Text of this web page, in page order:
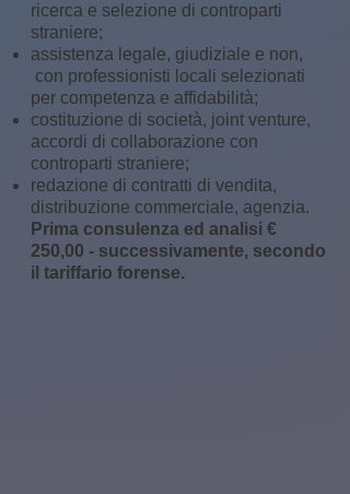
ricerca e selezione di controparti
straniere;
assistenza legale, giudiziale e non,
con professionisti locali selezionati
per competenza e affidabilità;
costituzione di società, joint venture,
accordi di collaborazione con
controparti straniere;
redazione di contratti di vendita,
distribuzione commerciale, agenzia.
Prima consulenza ed analisi €
250,00 - successivamente, secondo
il tariffario forense.